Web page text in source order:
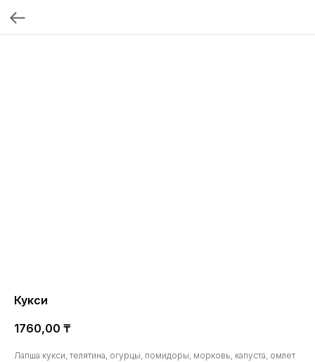
Кукси
1760,00 ₸
Лапша кукси, телятина, огурцы, помидоры, морковь, капуста, омлет